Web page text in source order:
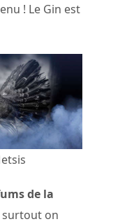
! Le Gin est
de la
surtout on